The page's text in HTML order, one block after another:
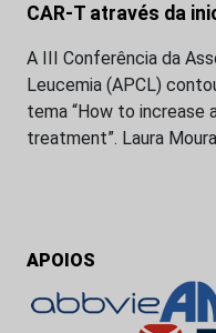
CAR-T através da
A III Conferência da
Leucemia (APCL)
tema “How to increase
treatment”. Laura
APOIOS